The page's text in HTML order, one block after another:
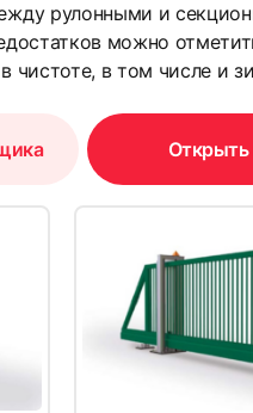
рулонными и
можно
чистоте, в том числе и
Открыть